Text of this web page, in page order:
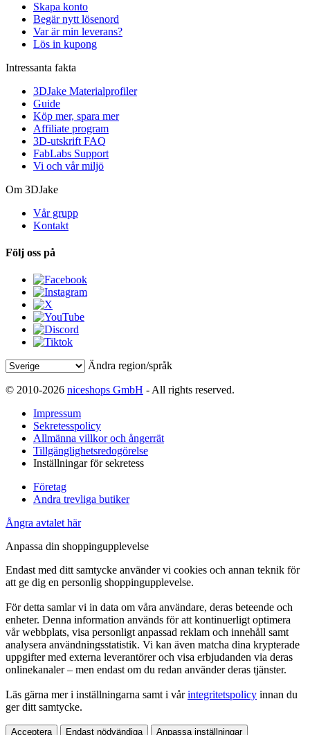
Skapa konto
Begär nytt lösenord
Var är min leverans?
Lös in kupong
Intressanta fakta
3DJake Materialprofiler
Guide
Köp mer, spara mer
Affiliate program
3D-utskrift FAQ
FabLabs Support
Vi och vår miljö
Om 3DJake
Vår grupp
Kontakt
Följ oss på
Ändra region/språk
© 2010-2026 niceshops GmbH - All rights reserved.
Impressum
Sekretesspolicy
Allmänna villkor och ångerrät
Tillgänglighetsredogörelse
Inställningar för sekretess
Företag
Andra trevliga butiker
Ångra avtalet här
Anpassa din shoppingupplevelse
Endast med ditt samtycke använder vi cookies och annan teknik för
att ge dig en personlig shoppingupplevelse.
För detta samlar vi in data om våra användare, deras beteende och
enheter. Denna information används för att kontinuerligt optimera
vår webbplats, visa personligt anpassad reklam och innehåll samt
analysera användningsstatistik. Vi kan även matcha dina krypterade
uppgifter med externa leverantörer och visa erbjudanden via deras
onlinekanaler – men endast om du redan använder deras tjänster.
Läs gärna mer i inställningarna samt i vårintegritetspolicy innan du
ger ditt samtycke.
Acceptera Endast nödvändiga Anpassa inställningar